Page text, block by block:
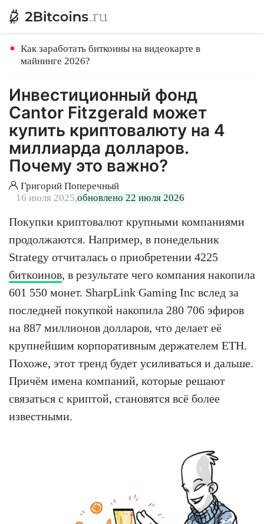
Как заработать биткоины на видеокарте в
майнинге 2026?
Инвестиционный фонд
Cantor Fitzgerald может
купить криптовалюту на 4
миллиарда долларов.
Почему это важно?
Григорий Поперечный
16 июля 2025,обновлено 22 июля 2026
Покупки криптовалют крупными компаниями
продолжаются. Например, в понедельник
Strategy отчиталась о приобретении 4225
биткоинов, в результате чего компания накопила
601 550 монет. SharpLink Gaming Inc вслед за
последней покупкой накопила 280 706 эфиров
на 887 миллионов долларов, что делает её
крупнейшим корпоративным держателем ETH.
Похоже, этот тренд будет усиливаться и дальше.
Причём имена компаний, которые решают
связаться с криптой, становятся всё более
известными.